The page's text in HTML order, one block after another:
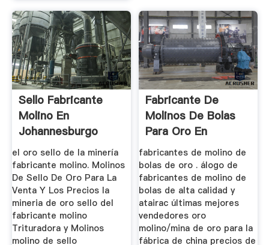
Sello Fabricante
Molino En
Johannesburgo
el oro sello de la minería
fabricante molino. Molinos
De Sello De Oro Para La
Venta Y Los Precios la
mineria de oro sello del
fabricante molino
Trituradora y Molinos
molino de sello
Fabricante De
Molinos De Bolas
Para Oro En
Colombia
fabricantes de molino de
bolas de oro . álogo de
fabricantes de molino de
bolas de alta calidad y
atairac últimas mejores
vendedores oro
molino/mina de oro para la
fábrica de china precios de